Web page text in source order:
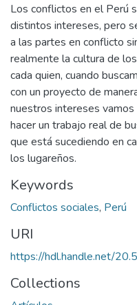
Los conflictos en el Perú
distintos intereses, pero
a las partes en conflicto
realmente la cultura de
cada quien, cuando
con un proyecto de
nuestros intereses
hacer un trabajo real de
que está sucediendo en
los lugareños.
Keywords
Conflictos sociales, Perú
URI
https://hdl.handle.net/
Collections